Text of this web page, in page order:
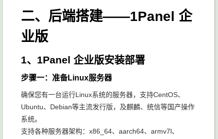
二、后端搭建——1Panel 企
业版
1、1Panel 企业版安装部署
步骤一：准备Linux服务器
确保您有一台运行Linux系统的服务器，支持CentOS、
Ubuntu、Debian等主流发行版，及麒麟、统信等国产操作
系统。
支持各种服务器架构：x86_64、aarch64、armv7l、